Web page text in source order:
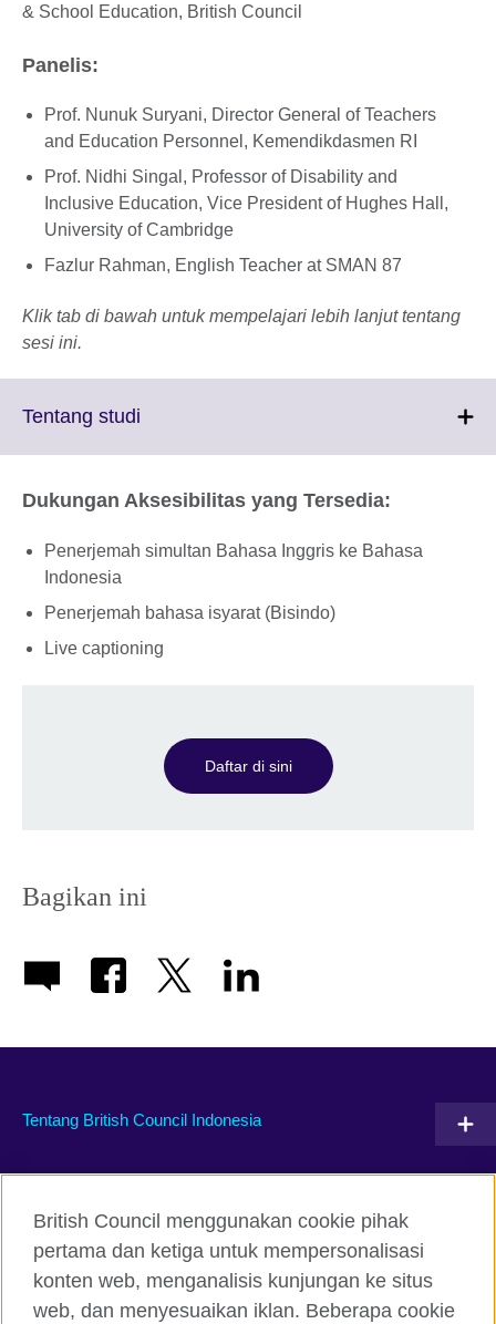
& School Education, British Council
Panelis:
Prof. Nunuk Suryani, Director General of Teachers
and Education Personnel, Kemendikdasmen RI
Prof. Nidhi Singal, Professor of Disability and
Inclusive Education, Vice President of Hughes Hall,
University of Cambridge
Fazlur Rahman, English Teacher at SMAN 87
Klik tab di bawah untuk mempelajari lebih lanjut tentang
sesi ini.
Tentang studi
More
available.
Dukungan Aksesibilitas yang Tersedia:
Penerjemah simultan Bahasa Inggris ke Bahasa
Indonesia
Penerjemah bahasa isyarat (Bisindo)
Live captioning
Daftar di sini
Bagikan ini
Tentang British Council Indonesia
Facebook Instagram
Twitter TikTok
British Council menggunakan cookie pihak
pertama dan ketiga untuk mempersonalisasi
konten web, menganalisis kunjungan ke situs
web, dan menyesuaikan iklan. Beberapa cookie